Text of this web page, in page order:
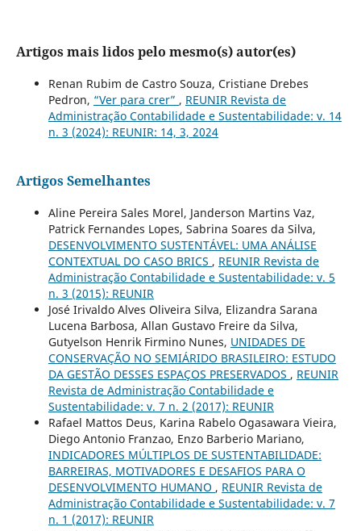
Artigos mais lidos pelo mesmo(s) autor(es)
Renan Rubim de Castro Souza, Cristiane Drebes
Pedron, “Ver para crer” , REUNIR Revista de
Administração Contabilidade e Sustentabilidade: v. 14
n. 3 (2024): REUNIR: 14, 3, 2024
Artigos Semelhantes
Aline Pereira Sales Morel, Janderson Martins Vaz,
Patrick Fernandes Lopes, Sabrina Soares da Silva,
DESENVOLVIMENTO SUSTENTÁVEL: UMA ANÁLISE
CONTEXTUAL DO CASO BRICS , REUNIR Revista de
Administração Contabilidade e Sustentabilidade: v. 5
n. 3 (2015): REUNIR
José Irivaldo Alves Oliveira Silva, Elizandra Sarana
Lucena Barbosa, Allan Gustavo Freire da Silva,
Gutyelson Henrik Firmino Nunes, UNIDADES DE
CONSERVAÇÃO NO SEMIÁRIDO BRASILEIRO: ESTUDO
DA GESTÃO DESSES ESPAÇOS PRESERVADOS , REUNIR
Revista de Administração Contabilidade e
Sustentabilidade: v. 7 n. 2 (2017): REUNIR
Rafael Mattos Deus, Karina Rabelo Ogasawara Vieira,
Diego Antonio Franzao, Enzo Barberio Mariano,
INDICADORES MÚLTIPLOS DE SUSTENTABILIDADE:
BARREIRAS, MOTIVADORES E DESAFIOS PARA O
DESENVOLVIMENTO HUMANO , REUNIR Revista de
Administração Contabilidade e Sustentabilidade: v. 7
n. 1 (2017): REUNIR